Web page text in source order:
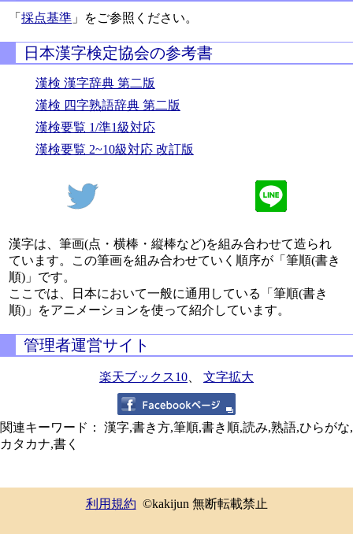
「採点基準 」をご参照ください。
日本漢字検定協会の参考書
漢検 漢字辞典 第二版
漢検 四字熟語辞典 第二版
漢検要覧 1/準1級対応
漢検要覧 2~10級対応 改訂版
漢字は、筆画(点・横棒・縦棒など)を組み合わせて造られ
ています。この筆画を組み合わせていく順序が「筆順(書き
順)」です。
ここでは、日本において一般に通用している「筆順(書き
順)」をアニメーションを使って紹介しています。
管理者運営サイト
楽天ブックス10 文字拡大
関連キーワード： 漢字,書き方,筆順,書き順,読み,熟語,ひらがな,
カタカナ,書く
利用規約 ©kakijun 無断転載禁止